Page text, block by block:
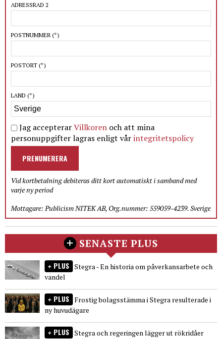
ADRESSRAD 2
POSTNUMMER (*)
POSTORT (*)
LAND (*)
Jag accepterarVillkoren och att mina
personuppgifter lagras enligt vårintegritetspolicy
PRENUMERERA
Vid kortbetalning debiteras ditt kort automatiskt i samband med
varje ny period
Mottagare: Publicism NITEK AB, Org.nummer: 559059-4239. Sverige
SENASTE PLUS
PLUS Stegra - En historia om påverkansarbete och
vandel
PLUS Frostig bolagsstämma i Stegra resulterade i
ny huvudägare
PLUS Stegra och regeringen lägger ut rökridåer